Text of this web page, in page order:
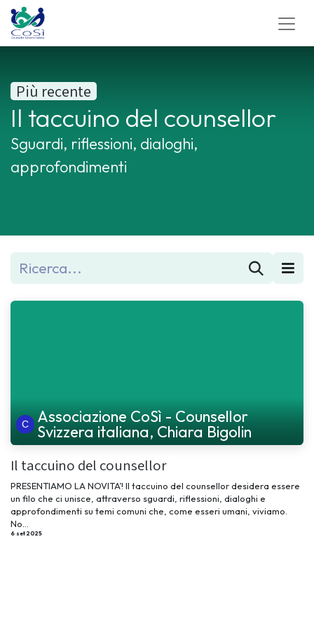
Più recente
Il taccuino del counsellor
Sguardi, riflessioni, dialoghi,
approfondimenti
Associazione CoSì - Counsellor
Svizzera italiana, Chiara Bigolin
Il taccuino del counsellor
PRESENTIAMO LA NOVITA’! Il taccuino del counsellor desidera essere
un filo che ci unisce, attraverso sguardi, riflessioni, dialoghi e
approfondimenti su temi comuni che, come esseri umani, viviamo.
No...
6 set 2025